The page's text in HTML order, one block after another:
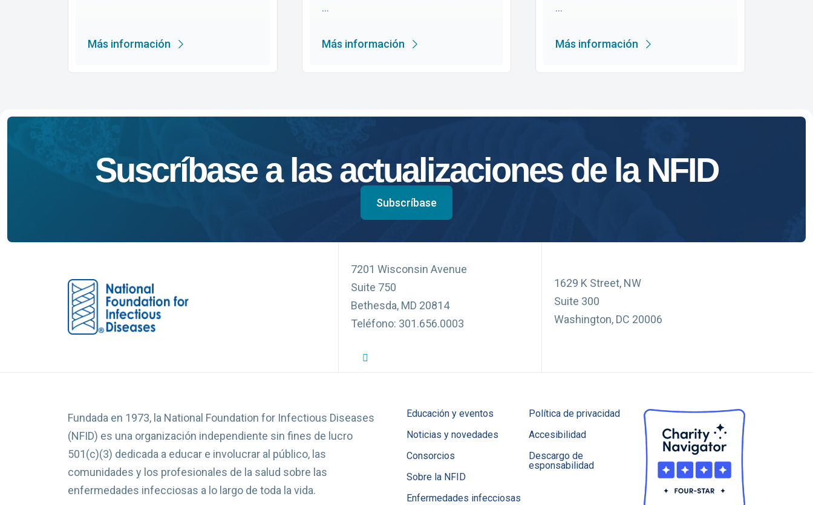
Más información
...
Más información
...
Más información
Suscríbase a las actualizaciones de la NFID
Subscríbase
7201 Wisconsin Avenue
Suite 750
Bethesda, MD 20814
Teléfono: 301.656.0003
Perfil de Twitter de la NFID
1629 K Street, NW
Suite 300
Washington, DC 20006
Fundada en 1973, la National Foundation for Infectious Diseases
(NFID) es una organización independiente sin fines de lucro
501(c)(3) dedicada a educar e involucrar al público, las
comunidades y los profesionales de la salud sobre las
enfermedades infecciosas a lo largo de toda la vida.
Educación y eventos
Noticias y novedades
Consorcios
Sobre la NFID
Enfermedades infecciosas
Política de privacidad
Accesibilidad
Descargo de
esponsabilidad